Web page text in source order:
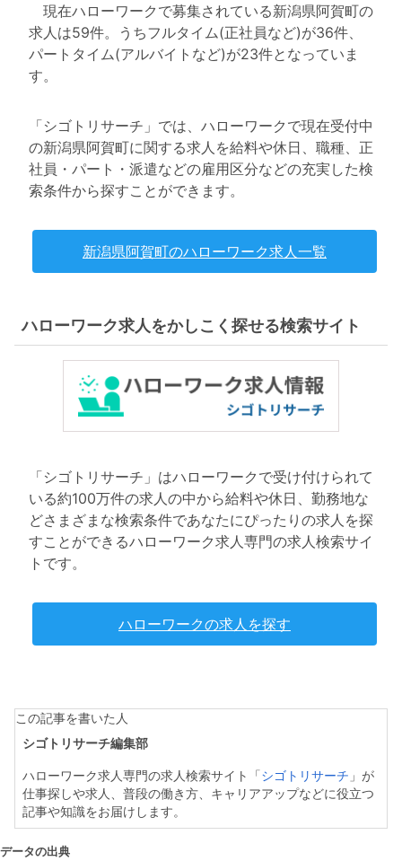
現在ハローワークで募集されている新潟県阿賀町の
求人は59件。うちフルタイム(正社員など)が36件、
パートタイム(アルバイトなど)が23件となっていま
す。
「シゴトリサーチ」では、ハローワークで現在受付中
の新潟県阿賀町に関する求人を給料や休日、職種、正
社員・パート・派遣などの雇用区分などの充実した検
索条件から探すことができます。
新潟県阿賀町のハローワーク求人一覧
ハローワーク求人をかしこく探せる検索サイト
「シゴトリサーチ」はハローワークで受け付けられて
いる約100万件の求人の中から給料や休日、勤務地な
どさまざまな検索条件であなたにぴったりの求人を探
すことができるハローワーク求人専門の求人検索サイ
トです。
ハローワークの求人を探す
この記事を書いた人
シゴトリサーチ編集部
ハローワーク求人専門の求人検索サイト「 シゴトリサーチ 」が
仕事探しや求人、普段の働き方、キャリアアップなどに役立つ
記事や知識をお届けします。
データの出典